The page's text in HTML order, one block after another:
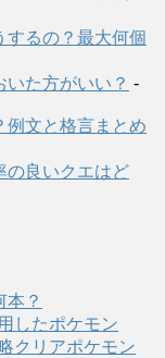
るの？最大何個
た方がいい？ -
例文と格言まとめ
の良いクエはど
本？
したポケモン
クリアポケモン